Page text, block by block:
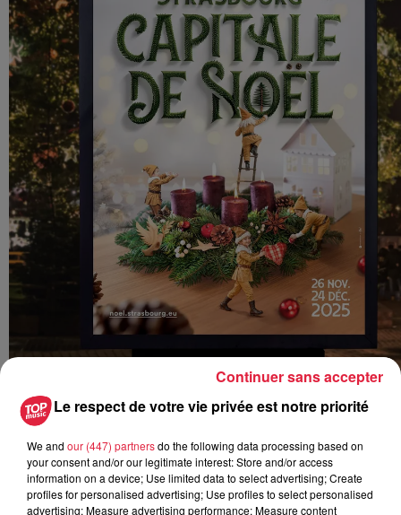
Retrouvez notre
2025 en Alsace (dates et lieux).
Et retrouvez ici toutes les infos sur le marché de Noël de
Le respect de votre vie privée est notre priorité
We and our (447) partnersdo the following data processing based on
your consent and/or our legitimate interest: Store and/or access
information on a device; Use limited data to select advertising; Create
profiles for personalised advertising; Use profiles to select personalised
advertising; Measure advertising performance; Measure content
Continuer sans accepter